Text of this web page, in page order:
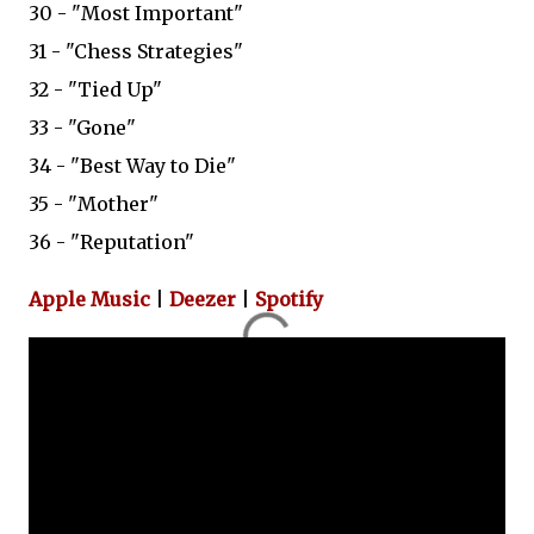
30 - "Most Important"
31 - "Chess Strategies"
32 - "Tied Up"
33 - "Gone"
34 - "Best Way to Die"
35 - "Mother"
36 - "Reputation"
Apple Music Deezer Spotify